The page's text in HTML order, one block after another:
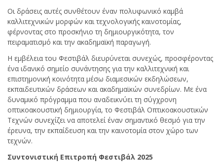
Οι δράσεις αυτές συνθέτουν έναν πολυφωνικό καμβά
καλλιτεχνικών μορφών και τεχνολογικής καινοτομίας,
φέρνοντας στο προσκήνιο τη δημιουργικότητα, τον
πειραματισμό και την ακαδημαϊκή παραγωγή.
Η εμβέλεια του Φεστιβάλ διευρύνεται συνεχώς, προσφέροντας
ένα ιδανικό σημείο συνάντησης για την καλλιτεχνική και
επιστημονική κοινότητα μέσω διαμεσικών εκδηλώσεων,
εκπαιδευτικών δράσεων και ακαδημαϊκών συνεδρίων. Με ένα
δυναμικό πρόγραμμα που αναδεικνύει τη σύγχρονη
οπτικοακουστική δημιουργία, το Φεστιβάλ Οπτικοακουστικών
Τεχνών συνεχίζει να αποτελεί έναν σημαντικό θεσμό για την
έρευνα, την εκπαίδευση και την καινοτομία στον χώρο των
τεχνών.
Συντονιστική Επιτροπή Φεστιβάλ 2025